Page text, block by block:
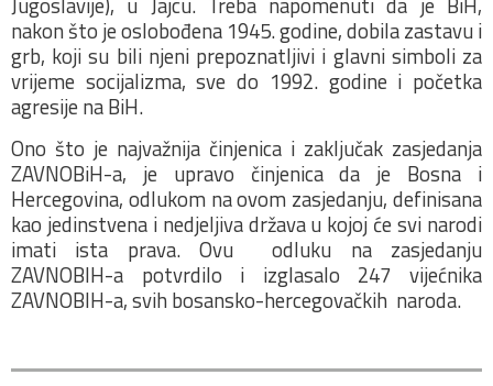
nakon što je oslobođena 1945. godine, dobila zastavu i
grb, koji su bili njeni prepoznatljivi i glavni simboli za
vrijeme socijalizma, sve do 1992. godine i početka
agresije na BiH.
Ono što je najvažnija činjenica i zaključak zasjedanja
ZAVNOBiH-a, je upravo činjenica da je Bosna i
Hercegovina, odlukom na ovom zasjedanju, definisana
kao jedinstvena i nedjeljiva država u kojoj će svi narodi
imati ista prava. Ovu odluku na zasjedanju
ZAVNOBIH-a potvrdilo i izglasalo 247 vijećnika
ZAVNOBIH-a, svih bosansko-hercegovačkih naroda.